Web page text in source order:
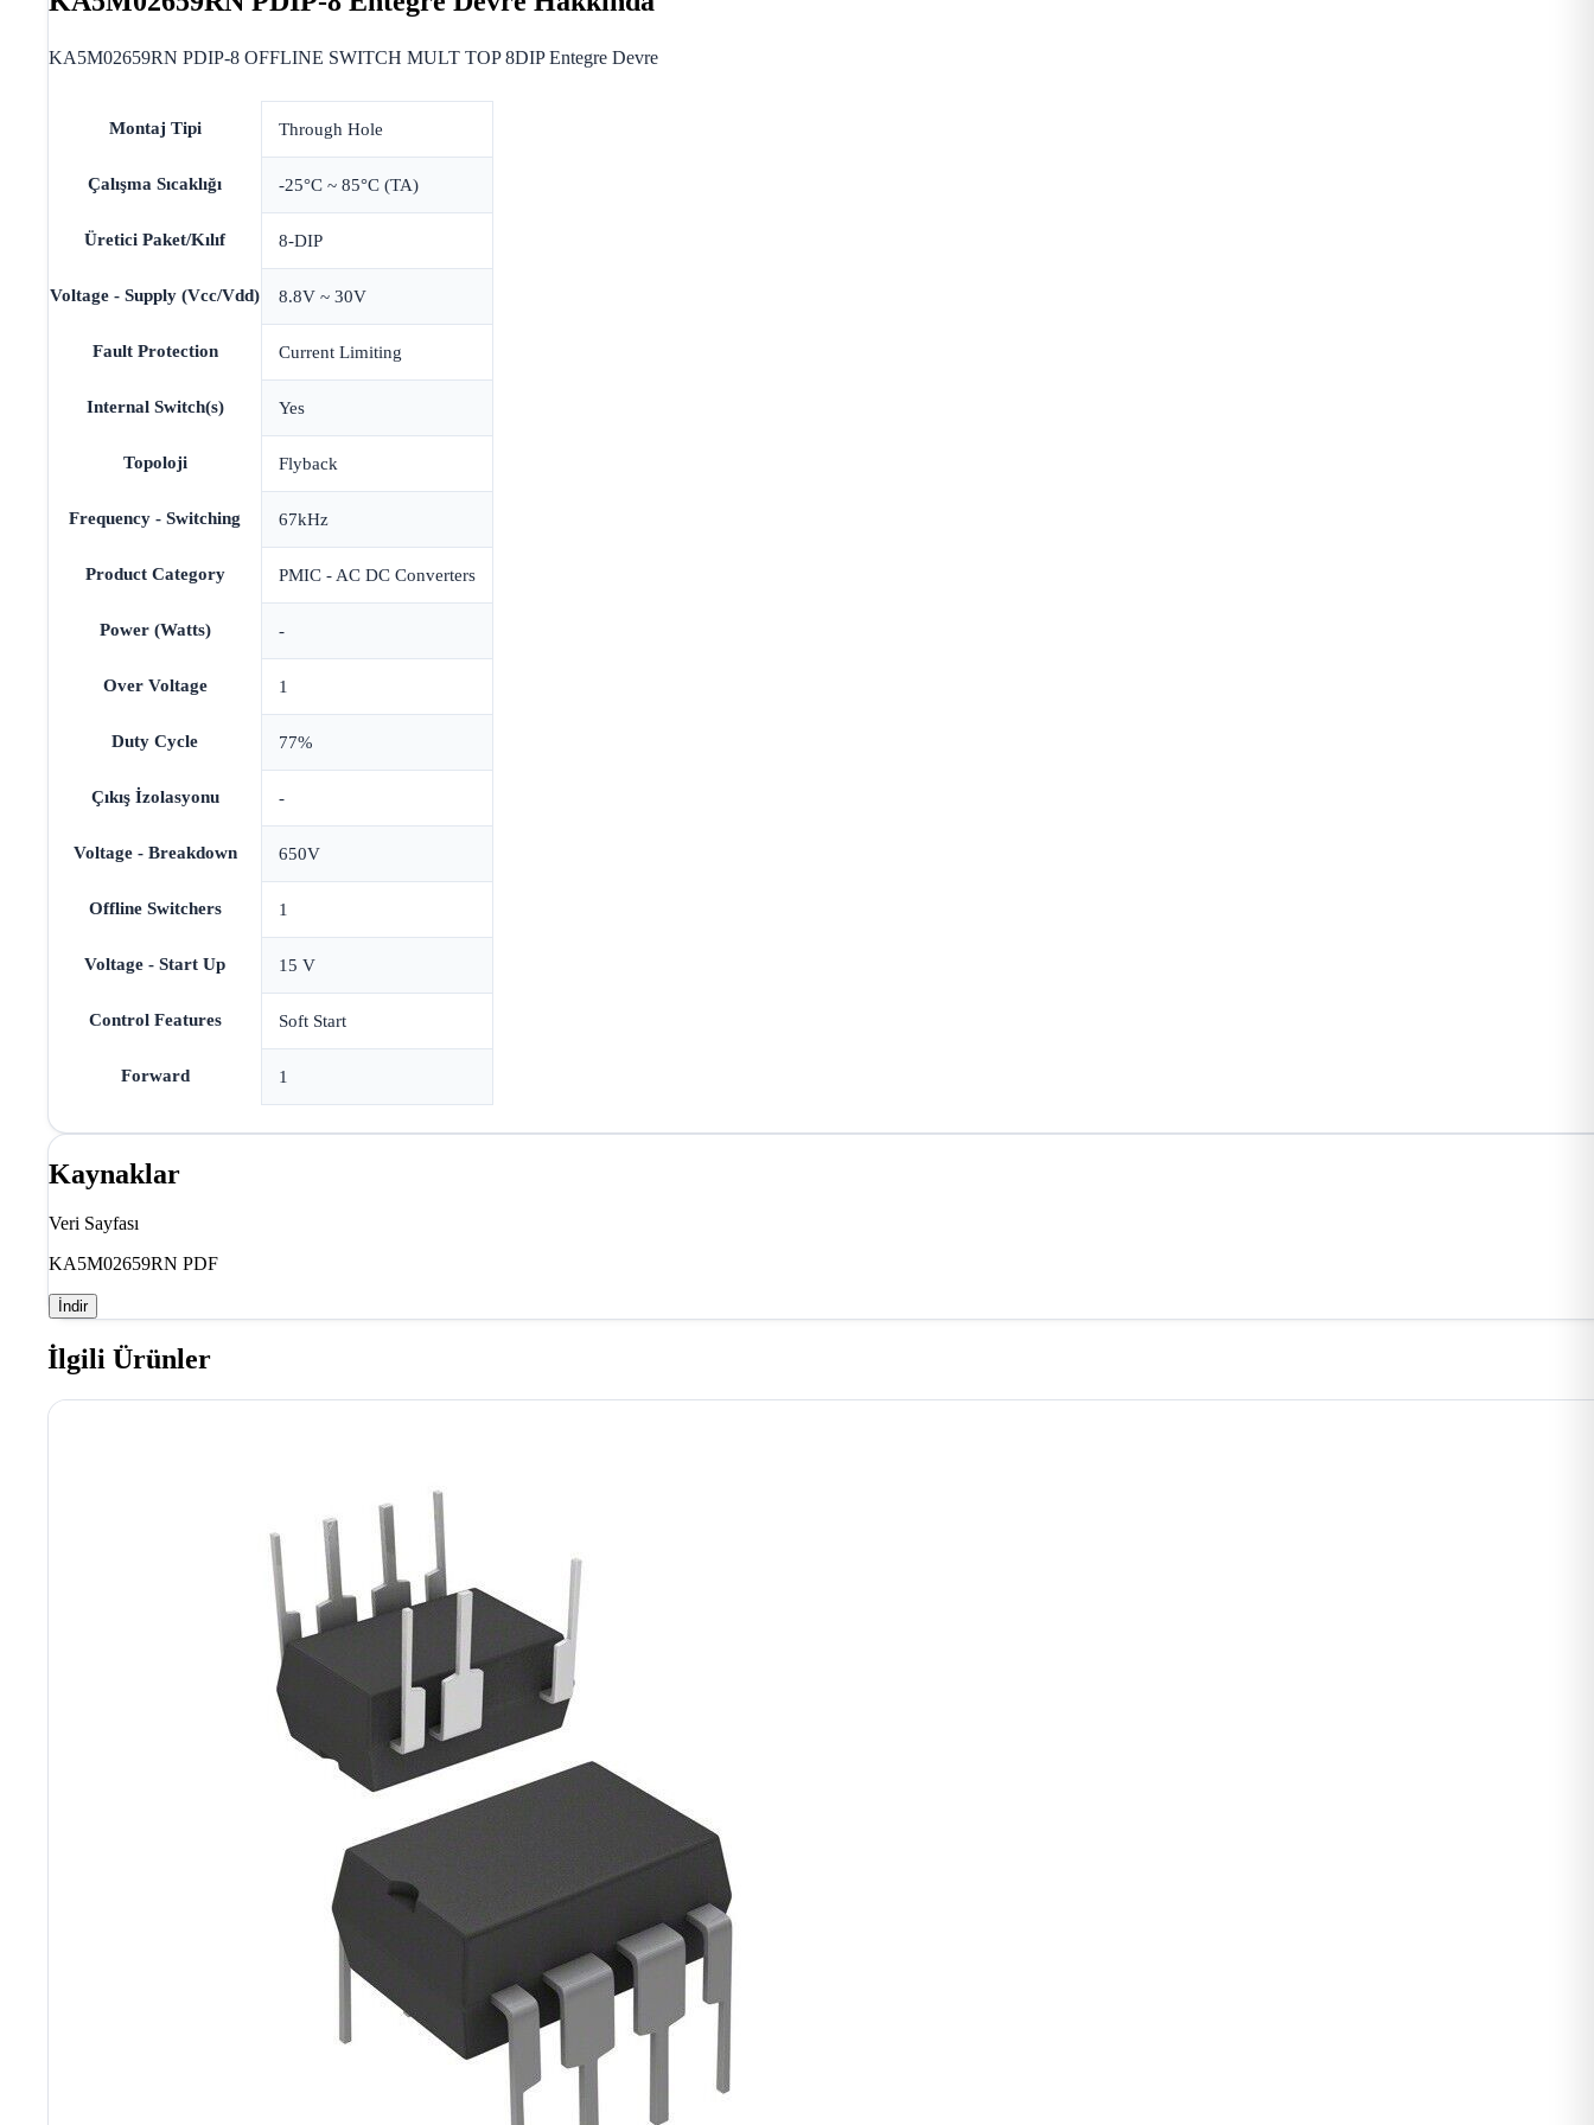
KA5M02659RN PDIP-8 OFFLINE SWITCH MULT TOP 8DIP Entegre Devre
Montaj Tipi Through Hole
Çalışma Sıcaklığı -25°C ~ 85°C (TA)
Üretici Paket/Kılıf 8-DIP
Voltage - Supply (Vcc/Vdd) 8.8V ~ 30V
Fault Protection Current Limiting
Internal Switch(s) Yes
Topoloji Flyback
Frequency - Switching 67kHz
Product Category PMIC - AC DC Converters
Power (Watts) -
Over Voltage 1
Duty Cycle 77%
Çıkış İzolasyonu -
Voltage - Breakdown 650V
Offline Switchers 1
Voltage - Start Up 15 V
Control Features Soft Start
Forward 1
Kaynaklar
Veri Sayfası
KA5M02659RN PDF
İndir
İlgili Ürünler